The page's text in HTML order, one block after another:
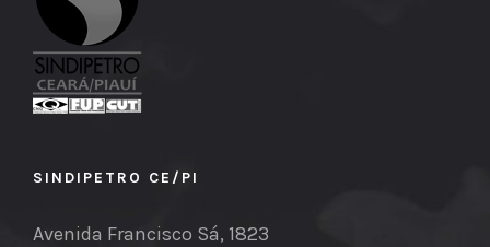
SINDIPETRO CE/PI
Avenida Francisco Sá, 1823